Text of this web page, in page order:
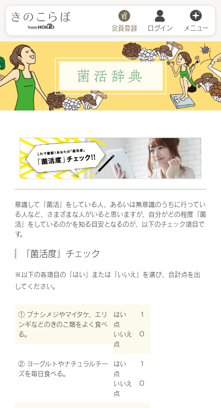
会員登録 ログイン メニュー
菌活辞典
意識して「菌活」をしている人、あるいは無意識のうちに行ってい
る人など、さまざまな人がいると思いますが、自分がどの程度「菌
活」をしているのかを知る目安となるのが、以下のチェック項目で
す。
「菌活度」チェック
※以下の各項目の「はい」または「いいえ」を選び、合計点を出
してください。
① ブナシメジやマイタケ、
エリ
ンギなどのきのこ類をよく食べ
る。
はい １
点
いいえ ０
点
② ヨーグルトやナチュラルチー
ズを毎日食べる。
はい １
点
いいえ ０
点